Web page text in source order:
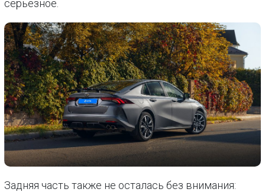
серьезное.
Задняя часть также не осталась без внимания: